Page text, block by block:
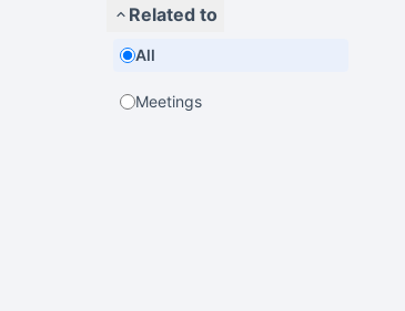
Related to
All
Meetings